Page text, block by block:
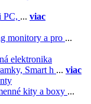
PC, ... viac
monitory a pro ...
elektronika
Smart h ... viac
kity a boxy ...